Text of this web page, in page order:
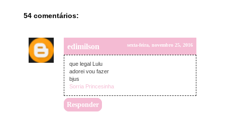
54 comentários:
edimilson sexta-feira, novembro 25, 2016
que legal Lulu
adorei vou fazer
bjus
Sorria Princesinha
Responder